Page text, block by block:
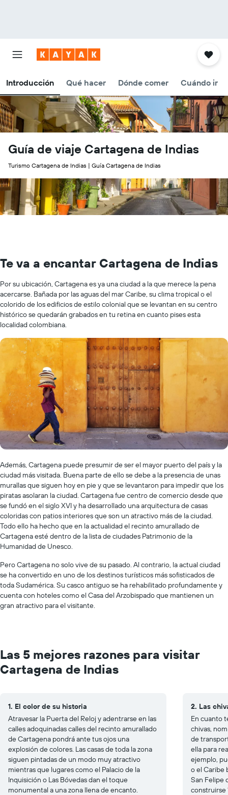
Introducción Qué hacer Dónde comer Cuándo ir
Guía de viaje Cartagena de Indias
Turismo Cartagena de Indias | Guía Cartagena de Indias
Te va a encantar Cartagena de Indias
Por su ubicación, Cartagena es ya una ciudad a la que merece la pena
acercarse. Bañada por las aguas del mar Caribe, su clima tropical o el
colorido de los edificios de estilo colonial que se levantan en su centro
histórico se quedarán grabados en tu retina en cuanto pises esta
localidad colombiana.
Además, Cartagena puede presumir de ser el mayor puerto del país y la
ciudad más visitada. Buena parte de ello se debe a la presencia de unas
murallas que siguen hoy en pie y que se levantaron para impedir que los
piratas asolaran la ciudad. Cartagena fue centro de comercio desde que
se fundó en el siglo XVI y ha desarrollado una arquitectura de casas
coloridas con patios interiores que son un atractivo más de la ciudad.
Todo ello ha hecho que en la actualidad el recinto amurallado de
Cartagena esté dentro de la lista de ciudades Patrimonio de la
Humanidad de Unesco.
Pero Cartagena no solo vive de su pasado. Al contrario, la actual ciudad
se ha convertido en uno de los destinos turísticos más sofisticados de
toda Sudamérica. Su casco antiguo se ha rehabilitado profundamente y
cuenta con hoteles como el Casa del Arzobispado que mantienen un
gran atractivo para el visitante.
Las 5 mejores razones para visitar
Cartagena de Indias
1. El color de su historia
Atravesar la Puerta del Reloj y adentrarse en las
calles adoquinadas calles del recinto amurallado
de Cartagena pondrá ante tus ojos una
explosión de colores. Las casas de toda la zona
siguen pintadas de un modo muy atractivo
mientras que lugares como el Palacio de la
Inquisición o Las Bóvedas dan el toque
monumental a una zona llena de encanto.
2. Las
En cuanto
chivas,
de
ella para
ejemplo,
o el Caribe
San Felipe
construirse